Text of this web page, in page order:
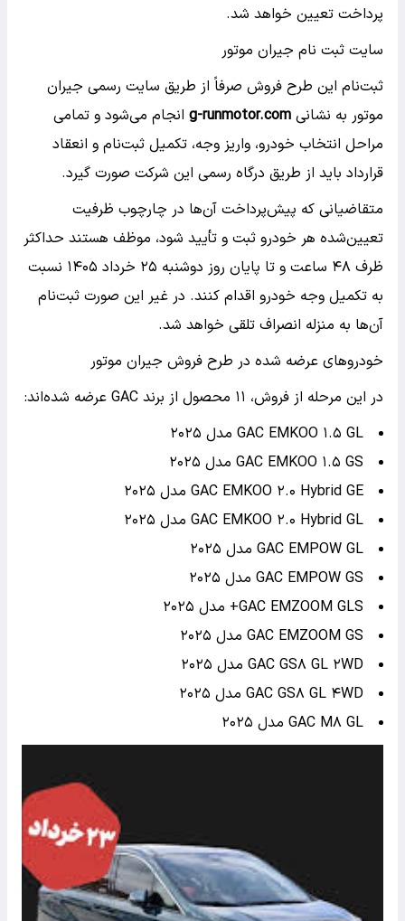
پرداخت تعیین خواهد شد.
سایت ثبت نام جیران موتور
ثبت‌نام این طرح فروش صرفاً از طریق سایت رسمی جیران
موتور به نشانی g-runmotor.com انجام می‌شود و تمامی
مراحل انتخاب خودرو، واریز وجه، تکمیل ثبت‌نام و انعقاد
قرارداد باید از طریق درگاه رسمی این شرکت صورت گیرد.
متقاضیانی که پیش‌پرداخت آن‌ها در چارچوب ظرفیت
تعیین‌شده هر خودرو ثبت و تأیید شود، موظف هستند حداکثر
ظرف ۴۸ ساعت و تا پایان روز دوشنبه ۲۵ خرداد ۱۴۰۵ نسبت
به تکمیل وجه خودرو اقدام کنند. در غیر این صورت ثبت‌نام
آن‌ها به منزله انصراف تلقی خواهد شد.
خودروهای عرضه شده در طرح فروش جیران موتور
در این مرحله از فروش، ۱۱ محصول از برند GAC عرضه شده‌اند:
GAC EMKOO ۱.۵ GL مدل ۲۰۲۵
GAC EMKOO ۱.۵ GS مدل ۲۰۲۵
GAC EMKOO ۲.۰ Hybrid GE مدل ۲۰۲۵
GAC EMKOO ۲.۰ Hybrid GL مدل ۲۰۲۵
GAC EMPOW GL مدل ۲۰۲۵
GAC EMPOW GS مدل ۲۰۲۵
GAC EMZOOM GLS+ مدل ۲۰۲۵
GAC EMZOOM GS مدل ۲۰۲۵
GAC GS۸ GL ۲WD مدل ۲۰۲۵
GAC GS۸ GL ۴WD مدل ۲۰۲۵
GAC M۸ GL مدل ۲۰۲۵